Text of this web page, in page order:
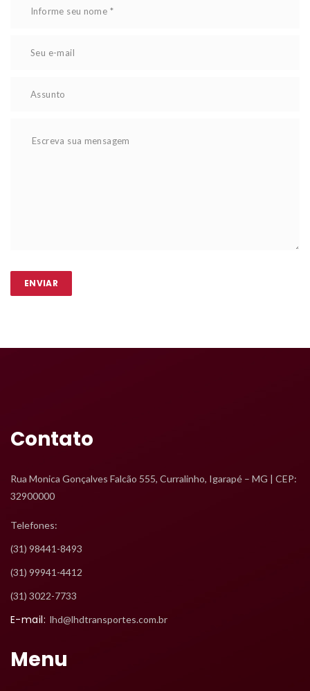
Contato
Rua Monica Gonçalves Falcão 555, Curralinho, Igarapé – MG | CEP:
32900000
Telefones:
(31) 98441-8493
(31) 99941-4412
(31) 3022-7733
E-mail: lhd@lhdtransportes.com.br
Menu